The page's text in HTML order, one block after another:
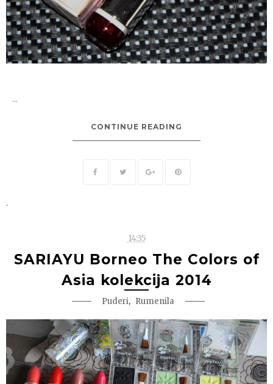
...
CONTINUE READING
.
14:35
SARIAYU Borneo The Colors of
Asia kolekcija 2014
Puderi, Rumenila